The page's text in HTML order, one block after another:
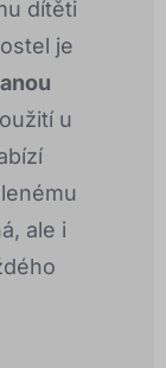
dítěti
je
u
ale i